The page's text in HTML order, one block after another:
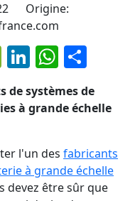
Origine:
WeChat
LinkedIn
de systèmes de
à grande échelle
l'un des fabricants
à grande échelle
devez être sûr que